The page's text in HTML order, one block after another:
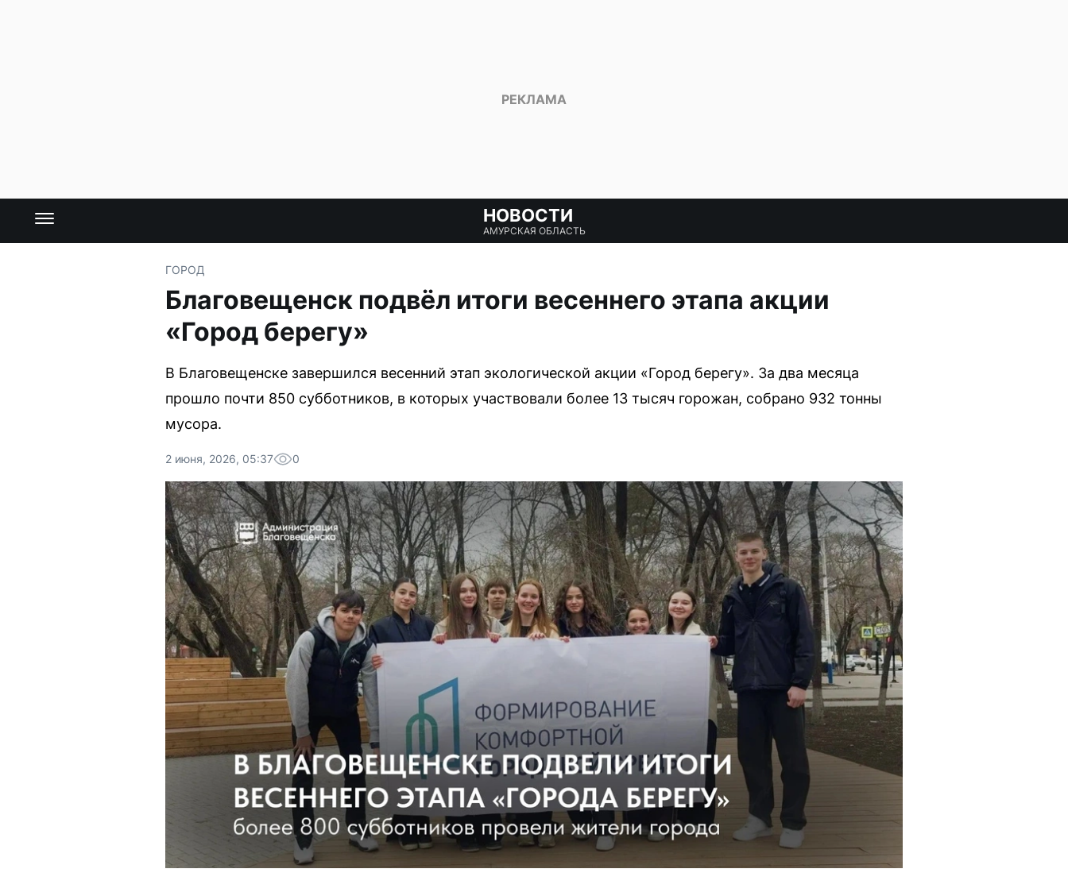
НОВОСТИ
АМУРСКАЯ ОБЛАСТЬ
ГОРОД
Благовещенск подвёл итоги весеннего этапа акции
«Город берегу»
В Благовещенске завершился весенний этап экологической акции «Город берегу». За два месяца
прошло почти 850 субботников, в которых участвовали более 13 тысяч горожан, собрано 932 тонны
мусора.
2 июня, 2026, 05:37 0